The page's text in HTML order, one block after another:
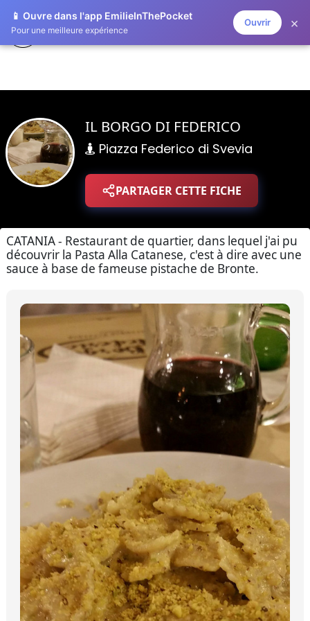
📱 Ouvre dans l'app EmilieInThePocket
Pour une meilleure expérience
Ouvrir ×
EMILIE IN THE POCKET
IL BORGO DI FEDERICO
Piazza Federico di Svevia
PARTAGER CETTE FICHE
CATANIA - Restaurant de quartier, dans lequel j'ai pu
découvrir la Pasta Alla Catanese, c'est à dire avec une
sauce à base de fameuse pistache de Bronte.